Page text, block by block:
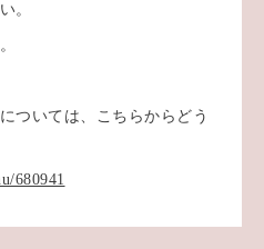
。
ついては、こちらからどう
680941